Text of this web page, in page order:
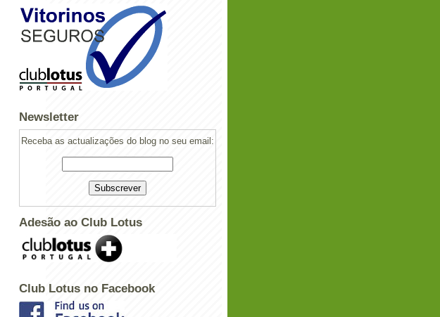
Newsletter
Receba as actualizações do blog no seu email:
Adesão ao Club Lotus
Club Lotus no Facebook